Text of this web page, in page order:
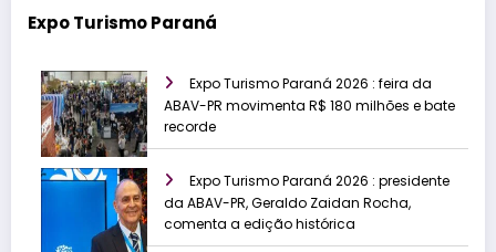
Expo Turismo Paraná
Expo Turismo Paraná 2026 : feira da
ABAV-PR movimenta R$ 180 milhões e bate
recorde
Expo Turismo Paraná 2026 : presidente
da ABAV-PR, Geraldo Zaidan Rocha,
comenta a edição histórica